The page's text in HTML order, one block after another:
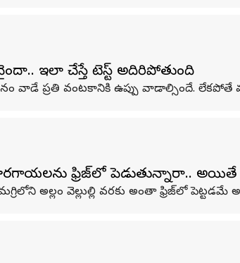
ఇలా చేస్తే టెస్ట్ అదిరిపోతుంది
వాడే ప్రతి వంటకానికి ఉప్పు వాడాల్సిందే.
ఫ్రిజ్‌లో పెడుతున్నారా..
అల్లం వెల్లుల్లి వరకు అంతా ఫ్రిజ్‌లో